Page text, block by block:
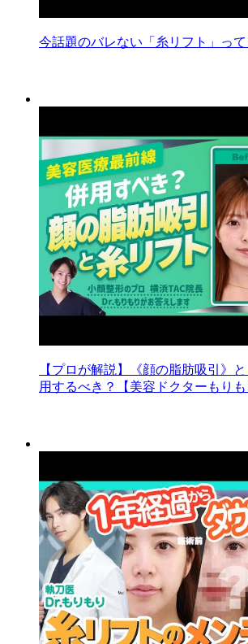
今話題のバレない「糸リフト」って
【プロが解説】《顔の脂肪吸引》
用するべき？【美容ドクターもりも